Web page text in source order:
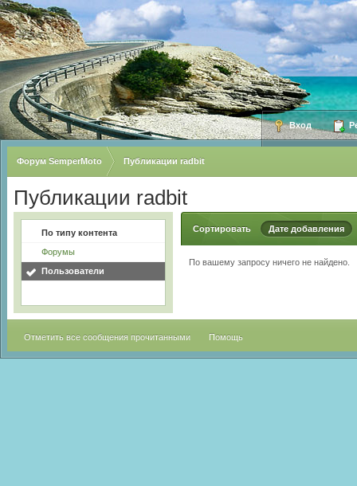
Вход
Форум SemperMoto Публикации radbit
Публикации radbit
По типу контента
Форумы
Пользователи
Сортировать Дате добавления
По вашему запросу ничего не найдено.
Отметить все сообщения прочитанными Помощь